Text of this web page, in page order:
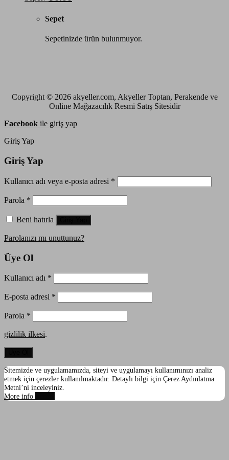
Sepet
Sepetinizde ürün bulunmuyor.
Copyright © 2026 akyeller.com, Akyeller Toptan, Perakende ve
Online Mağazacılık Resmi Satış Sitesidir
Facebook ile giriş yap
Giriş Yap
Giriş Yap
Kullanıcı adı veya e-posta adresi *
Parola *
Beni hatırla
Parolanızı mı unuttunuz?
Üye Ol
Kullanıcı adı *
E-posta adresi *
Parola *
gizlilik ilkesi.
Sitemizde ve uygulamamızda, siteyi ve uygulamayı kullanımınızı analiz
etmek için çerezler kullanılmaktadır. Detaylı bilgi için Çerez Aydınlatma
Metni’ni inceleyiniz.
More info